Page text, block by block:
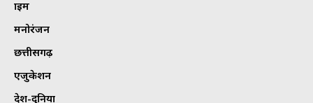
क्राइम
मनोरंजन
छत्तीसगढ़
एजुकेशन
देश-दुनिया